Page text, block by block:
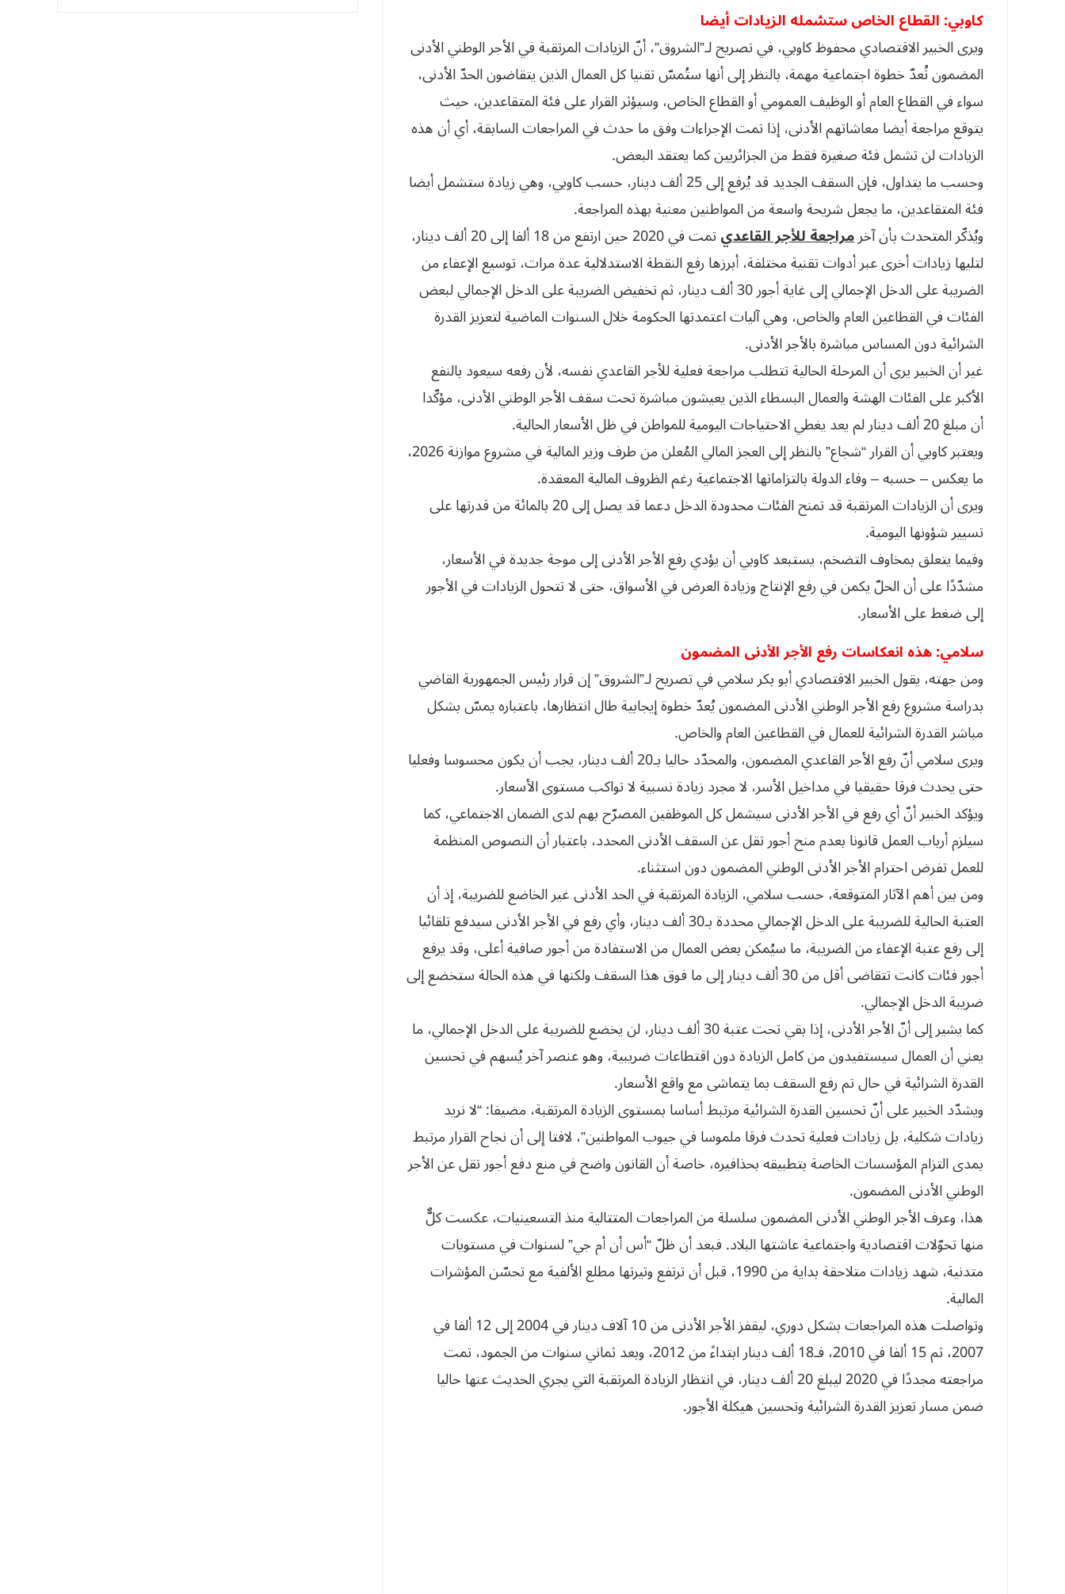
كاوبي: القطاع الخاص ستشمله الزيادات أيضا
ويرى الخبير الاقتصادي محفوظ كاوبي، في تصريح لـ”الشروق”، أنّ الزيادات المرتقبة في الأجر الوطني الأدنى
المضمون تُعدّ خطوة اجتماعية مهمة، بالنظر إلى أنها ستُمسّ تقنيا كل العمال الذين يتقاضون الحدّ الأدنى،
سواء في القطاع العام أو الوظيف العمومي أو القطاع الخاص، وسيؤثر القرار على فئة المتقاعدين، حيث
يتوقع مراجعة أيضا معاشاتهم الأدنى، إذا تمت الإجراءات وفق ما حدث في المراجعات السابقة، أي أن هذه
الزيادات لن تشمل فئة صغيرة فقط من الجزائريين كما يعتقد البعض.
وحسب ما يتداول، فإن السقف الجديد قد يُرفع إلى 25 ألف دينار، حسب كاوبي، وهي زيادة ستشمل أيضا
فئة المتقاعدين، ما يجعل شريحة واسعة من المواطنين معنية بهذه المراجعة.
ويُذكّر المتحدث بأن آخرمراجعة للأجر القاعدي
تمت في 2020 حين ارتفع من 18 ألفا إلى 20 ألف دينار،
لتليها زيادات أخرى عبر أدوات تقنية مختلفة، أبرزها رفع النقطة الاستدلالية عدة مرات، توسيع الإعفاء من
الضريبة على الدخل الإجمالي إلى غاية أجور 30 ألف دينار، ثم تخفيض الضريبة على الدخل الإجمالي لبعض
الفئات في القطاعين العام والخاص، وهي آليات اعتمدتها الحكومة خلال السنوات الماضية لتعزيز القدرة
الشرائية دون المساس مباشرة بالأجر الأدنى.
غير أن الخبير يرى أن المرحلة الحالية تتطلب مراجعة فعلية للأجر القاعدي نفسه، لأن رفعه سيعود بالنفع
الأكبر على الفئات الهشة والعمال البسطاء الذين يعيشون مباشرة تحت سقف الأجر الوطني الأدنى، مؤكّدا
أن مبلغ 20 ألف دينار لم يعد يغطي الاحتياجات اليومية للمواطن في ظل الأسعار الحالية.
ويعتبر كاوبي أن القرار “شجاع” بالنظر إلى العجز المالي المُعلن من طرف وزير المالية في مشروع موازنة 2026،
ما يعكس – حسبه – وفاء الدولة بالتزاماتها الاجتماعية رغم الظروف المالية المعقدة.
ويرى أن الزيادات المرتقبة قد تمنح الفئات محدودة الدخل دعما قد يصل إلى 20 بالمائة من قدرتها على
تسيير شؤونها اليومية.
وفيما يتعلق بمخاوف التضخم، يستبعد كاوبي أن يؤدي رفع الأجر الأدنى إلى موجة جديدة في الأسعار،
مشدّدًا على أن الحلّ يكمن في رفع الإنتاج وزيادة العرض في الأسواق، حتى لا تتحول الزيادات في الأجور
إلى ضغط على الأسعار.
سلامي: هذه انعكاسات رفع الأجر الأدنى المضمون
ومن جهته، يقول الخبير الاقتصادي أبو بكر سلامي في تصريح لـ”الشروق” إن قرار رئيس الجمهورية القاضي
بدراسة مشروع رفع الأجر الوطني الأدنى المضمون يُعدّ خطوة إيجابية طال انتظارها، باعتباره يمسّ بشكل
مباشر القدرة الشرائية للعمال في القطاعين العام والخاص.
ويرى سلامي أنّ رفع الأجر القاعدي المضمون، والمحدّد حاليا بـ20 ألف دينار، يجب أن يكون محسوسا وفعليا
حتى يحدث فرقا حقيقيا في مداخيل الأسر، لا مجرد زيادة نسبية لا تواكب مستوى الأسعار.
ويؤكد الخبير أنّ أي رفع في الأجر الأدنى سيشمل كل الموظفين المصرّح بهم لدى الضمان الاجتماعي، كما
سيلزم أرباب العمل قانونا بعدم منح أجور تقل عن السقف الأدنى المحدد، باعتبار أن النصوص المنظمة
للعمل تفرض احترام الأجر الأدنى الوطني المضمون دون استثناء.
ومن بين أهم الآثار المتوقعة، حسب سلامي، الزيادة المرتقبة في الحد الأدنى غير الخاضع للضريبة، إذ أن
العتبة الحالية للضريبة على الدخل الإجمالي محددة بـ30 ألف دينار، وأي رفع في الأجر الأدنى سيدفع تلقائيا
إلى رفع عتبة الإعفاء من الضريبة، ما سيُمكن بعض العمال من الاستفادة من أجور صافية أعلى، وقد يرفع
أجور فئات كانت تتقاضى أقل من 30 ألف دينار إلى ما فوق هذا السقف ولكنها في هذه الحالة ستخضع إلى
ضريبة الدخل الإجمالي.
كما يشير إلى أنّ الأجر الأدنى، إذا بقي تحت عتبة 30 ألف دينار، لن يخضع للضريبة على الدخل الإجمالي، ما
يعني أن العمال سيستفيدون من كامل الزيادة دون اقتطاعات ضريبية، وهو عنصر آخر يُسهم في تحسين
القدرة الشرائية في حال تم رفع السقف بما يتماشى مع واقع الأسعار.
ويشدّد الخبير على أنّ تحسين القدرة الشرائية مرتبط أساسا بمستوى الزيادة المرتقبة، مضيفا: “لا نريد
زيادات شكلية، بل زيادات فعلية تحدث فرقا ملموسا في جيوب المواطنين”، لافتا إلى أن نجاح القرار مرتبط
بمدى التزام المؤسسات الخاصة بتطبيقه بحذافيره، خاصة أن القانون واضح في منع دفع أجور تقل عن الأجر
الوطني الأدنى المضمون.
هذا، وعرف الأجر الوطني الأدنى المضمون سلسلة من المراجعات المتتالية منذ التسعينيات، عكست كلٌّ
منها تحوّلات اقتصادية واجتماعية عاشتها البلاد. فبعد أن ظلّ “أس أن أم جي” لسنوات في مستويات
متدنية، شهد زيادات متلاحقة بداية من 1990، قبل أن ترتفع وتيرتها مطلع الألفية مع تحسّن المؤشرات
المالية.
وتواصلت هذه المراجعات بشكل دوري، ليقفز الأجر الأدنى من 10 آلاف دينار في 2004 إلى 12 ألفا في
2007، ثم 15 ألفا في 2010، فـ18 ألف دينار ابتداءً من 2012، وبعد ثماني سنوات من الجمود، تمت
مراجعته مجددًا في 2020 ليبلغ 20 ألف دينار، في انتظار الزيادة المرتقبة التي يجري الحديث عنها حاليا
ضمن مسار تعزيز القدرة الشرائية وتحسين هيكلة الأجور.